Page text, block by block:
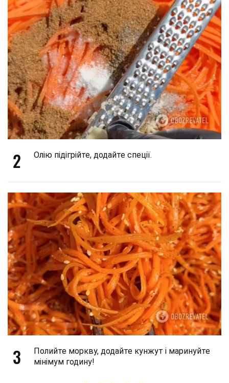
2 Олію підігрійте, додайте спеції.
3
Полийте моркву, додайте кунжут і маринуйте
мінімум годину!